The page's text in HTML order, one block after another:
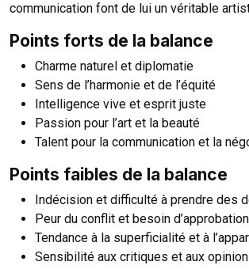
communication font de lui un véritable
Points forts de la balance
Charme naturel et diplomatie
Sens de l’harmonie et de l’équité
Intelligence vive et esprit juste
Passion pour l’art et la beauté
Talent pour la communication et la
Points faibles de la balance
Indécision et difficulté à prendre des
Peur du conflit et besoin d’approbation
Tendance à la superficialité et à
Sensibilité aux critiques et aux